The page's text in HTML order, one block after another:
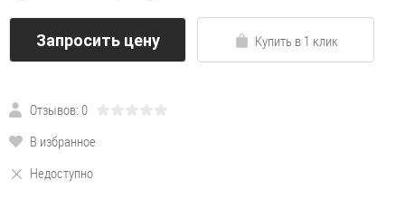
Запросить цену Купить в 1 клик
Отзывов: 0
В избранное
Недоступно